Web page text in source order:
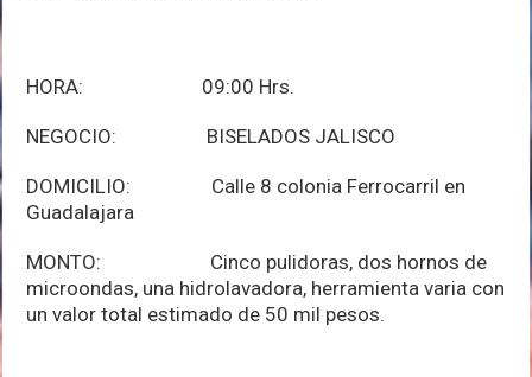
HORA: 09:00 Hrs.
NEGOCIO: BISELADOS JALISCO
DOMICILIO: Calle 8 colonia Ferrocarril en
Guadalajara
MONTO: Cinco pulidoras, dos hornos de
microondas, una hidrolavadora, herramienta varia con
un valor total estimado de 50 mil pesos.